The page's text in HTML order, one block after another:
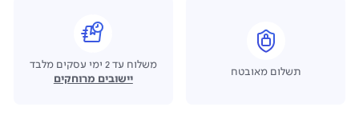
תשלום מאובטח
משלוח עד 2 ימי עסקים מלבד
יישובים מרוחקים